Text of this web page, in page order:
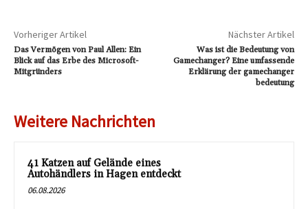
Vorheriger Artikel
Das Vermögen von Paul Allen: Ein
Blick auf das Erbe des Microsoft-
Mitgründers
Nächster Artikel
Was ist die Bedeutung von
Gamechanger? Eine umfassende
Erklärung der gamechanger
bedeutung
Weitere Nachrichten
41 Katzen auf Gelände eines
Autohändlers in Hagen entdeckt
06.08.2026